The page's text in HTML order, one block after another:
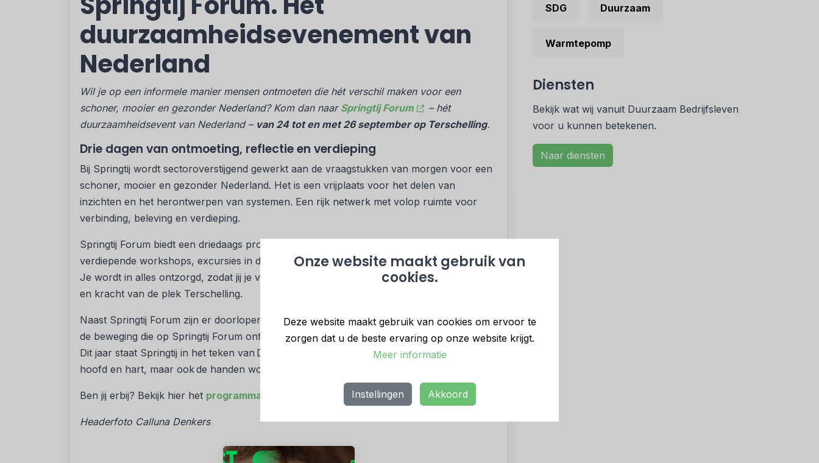
Onze website maakt gebruik van
cookies.
Deze website maakt gebruik van cookies om ervoor te
zorgen dat u de beste ervaring op onze website krijgt.
Meer informatie
Instellingen Akkoord
duurzaamheidsevenement van
Nederland
Wil je op een informele manier mensen ontmoeten die hét verschil maken voor een
schoner, mooier en gezonder Nederland? Kom dan naar Springtij Forum
– hét
duurzaamheidsevent van Nederland – van 24 tot en met 26 september op Terschelling.
Drie dagen van ontmoeting, reflectie en verdieping
Bij Springtij wordt sectoroverstijgend gewerkt aan de vraagstukken van morgen voor een
schoner, mooier en gezonder Nederland. Het is een vrijplaats voor het delen van
inzichten en het herontwerpen van systemen. Een rijk netwerk met volop ruimte voor
verbinding, beleving en verdieping.
Springtij Forum biedt een driedaags programma met inspirerende plenaire sprekers,
verdiepende workshops, excursies in de natuur, (h)eerlijk eten en vele sociale momenten.
Je wordt in alles ontzorgd, zodat jij je volop kan laten inspireren door de mensen, kunst
en kracht van de plek Terschelling.
Naast Springtij Forum zijn er doorlopende programma’s waarop je kunt aansluiten, zodat
de beweging die op Springtij Forum ontstaat blijft door bewegen.
Dit jaar staat Springtij in het teken van De Kunst van Bewegen, waarbij niet alleen het
hoofd en hart, maar ook de handen worden ingezet.
Ben jij erbij? Bekijk hier het programmaoverzicht en schrijf je nu in via deze link
Headerfoto Calluna Denkers
SDG Duurzaam
Warmtepomp
Diensten
Bekijk wat wij vanuit Duurzaam Bedrijfsleven
voor u kunnen betekenen.
Naar diensten